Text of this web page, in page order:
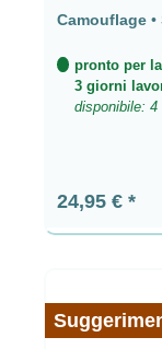
lunghezza 44
Camouflage •
pronto per
3 giorni
disponibile: 4
Prezzo
24,95 €